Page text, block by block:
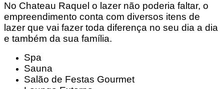
No Chateau Raquel o lazer não poderia faltar, o
empreendimento conta com diversos itens de
lazer que vai fazer toda diferença no seu dia a dia
e também da sua família.
Spa
Sauna
Salão de Festas Gourmet